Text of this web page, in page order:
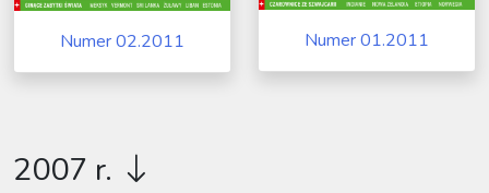
Numer 02.2011 Numer 01.2011
2007 r.